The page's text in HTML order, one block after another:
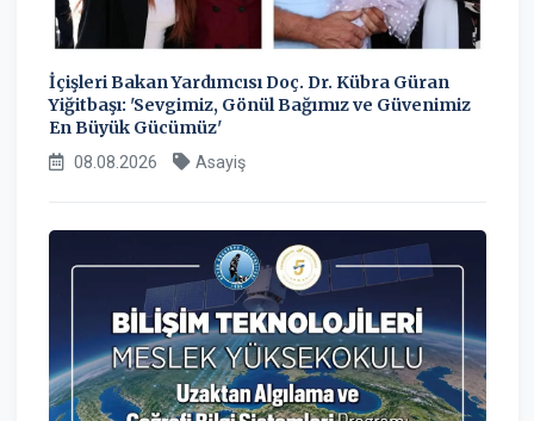
İçişleri Bakan Yardımcısı Doç. Dr. Kübra Güran
Yiğitbaşı: 'Sevgimiz, Gönül Bağımız ve Güvenimiz
En Büyük Gücümüz'
08.08.2026 Asayiş